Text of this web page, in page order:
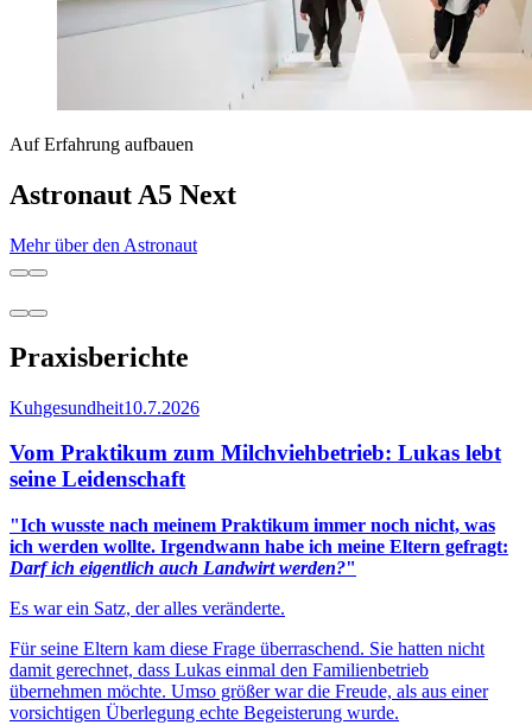
Auf Erfahrung aufbauen
Astronaut A5 Next
Mehr über den Astronaut
Praxisberichte
Kuhgesundheit10.7.2026
Vom Praktikum zum Milchviehbetrieb: Lukas lebt
seine Leidenschaft
"Ich wusste nach meinem Praktikum immer noch nicht, was
ich werden wollte. Irgendwann habe ich meine Eltern gefragt:
Darf ich eigentlich auch Landwirt werden?"
Es war ein Satz, der alles veränderte.
Für seine Eltern kam diese Frage überraschend. Sie hatten nicht
damit gerechnet, dass Lukas einmal den Familienbetrieb
übernehmen möchte. Umso größer war die Freude, als aus einer
vorsichtigen Überlegung echte Begeisterung wurde.